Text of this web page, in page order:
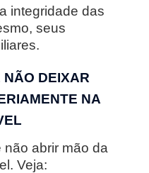
integridade das
seus
NÃO DEIXAR
NA
abrir mão da
Veja: